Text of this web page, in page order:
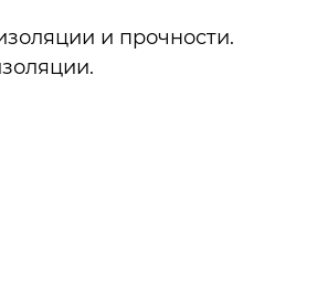
и прочности.